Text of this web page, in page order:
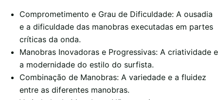
Comprometimento e Grau de Dificuldade: A ousadia
e a dificuldade das manobras executadas em partes
críticas da onda.
Manobras Inovadoras e Progressivas: A criatividade e
a modernidade do estilo do surfista.
Combinação de Manobras: A variedade e a fluidez
entre as diferentes manobras.